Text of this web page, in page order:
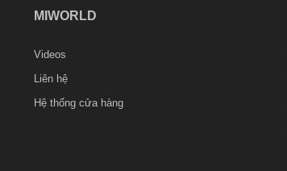
MIWORLD
Videos
Liên hệ
Hệ thống cửa hàng